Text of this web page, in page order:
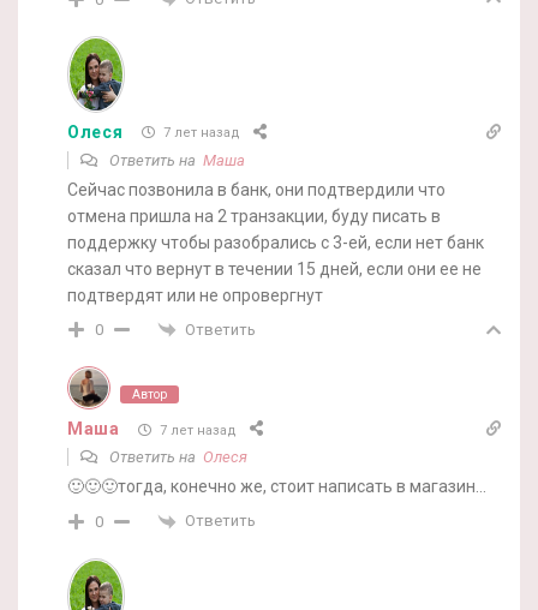
Олеся 7 лет назад
Ответить на Маша
Сейчас позвонила в банк, они подтвердили что
отмена пришла на 2 транзакции, буду писать в
поддержку чтобы разобрались с 3-ей, если нет банк
сказал что вернут в течении 15 дней, если они ее не
подтвердят или не опровергнут
0 Ответить
Автор
Маша 7 лет назад
Ответить на Олеся
🙂🙂🙂тогда, конечно же, стоит написать в магазин…
0 Ответить